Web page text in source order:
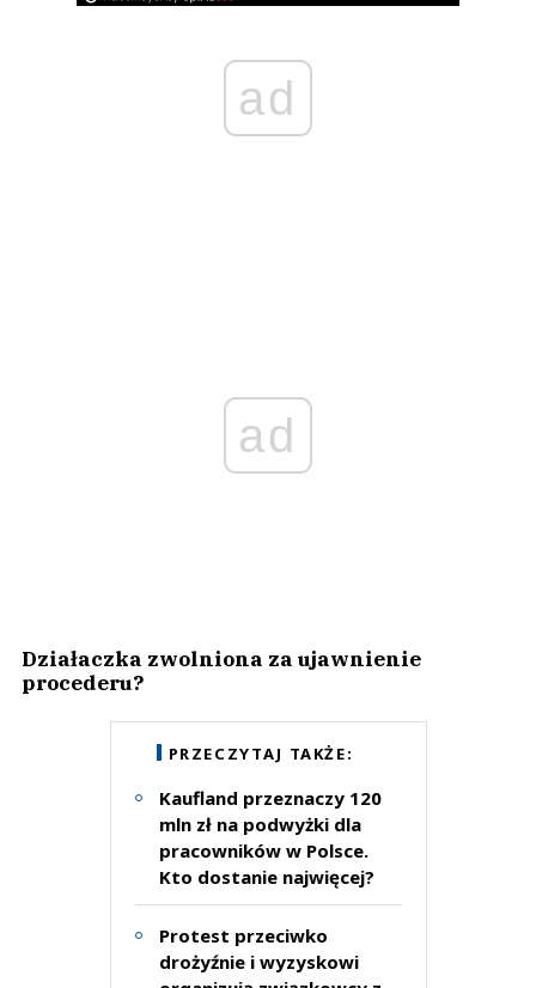
ad
ad
Działaczka zwolniona za ujawnienie
procederu?
PRZECZYTAJ TAKŻE:
Kaufland przeznaczy 120
mln zł na podwyżki dla
pracowników w Polsce.
Kto dostanie najwięcej?
Protest przeciwko
drożyźnie i wyzyskowi